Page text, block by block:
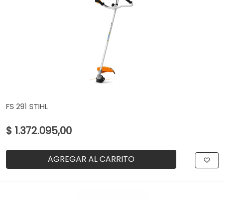
FS 291 STIHL
$ 1.372.095,00
AGREGAR AL CARRITO